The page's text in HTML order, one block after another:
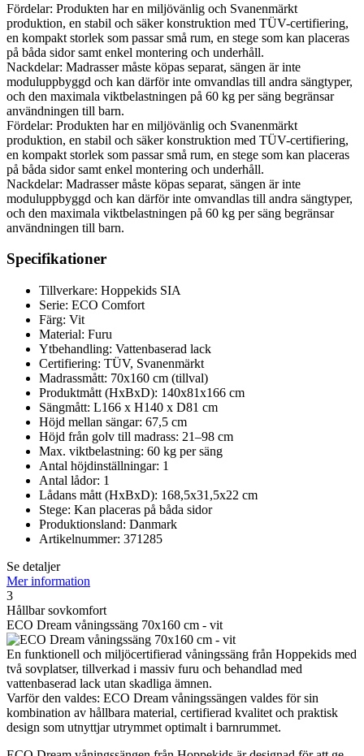
Fördelar: Produkten har en miljövänlig och Svanenmärkt
produktion, en stabil och säker konstruktion med TÜV-certifiering,
en kompakt storlek som passar små rum, en stege som kan placeras
på båda sidor samt enkel montering och underhåll.
Nackdelar: Madrasser måste köpas separat, sängen är inte
moduluppbyggd och kan därför inte omvandlas till andra sängtyper,
och den maximala viktbelastningen på 60 kg per säng begränsar
användningen till barn.
Fördelar: Produkten har en miljövänlig och Svanenmärkt
produktion, en stabil och säker konstruktion med TÜV-certifiering,
en kompakt storlek som passar små rum, en stege som kan placeras
på båda sidor samt enkel montering och underhåll.
Nackdelar: Madrasser måste köpas separat, sängen är inte
moduluppbyggd och kan därför inte omvandlas till andra sängtyper,
och den maximala viktbelastningen på 60 kg per säng begränsar
användningen till barn.
Specifikationer
Tillverkare: Hoppekids SIA
Serie: ECO Comfort
Färg: Vit
Material: Furu
Ytbehandling: Vattenbaserad lack
Certifiering: TÜV, Svanenmärkt
Madrassmått: 70x160 cm (tillval)
Produktmått (HxBxD): 140x81x166 cm
Sängmått: L166 x H140 x D81 cm
Höjd mellan sängar: 67,5 cm
Höjd från golv till madrass: 21–98 cm
Max. viktbelastning: 60 kg per säng
Antal höjdinställningar: 1
Antal lådor: 1
Lådans mått (HxBxD): 168,5x31,5x22 cm
Stege: Kan placeras på båda sidor
Produktionsland: Danmark
Artikelnummer: 371285
Se detaljer
Mer information
3
Hållbar sovkomfort
ECO Dream våningssäng 70x160 cm - vit
En funktionell och miljöcertifierad våningssäng från Hoppekids med
två sovplatser, tillverkad i massiv furu och behandlad med
vattenbaserad lack utan skadliga ämnen.
Varför den valdes: ECO Dream våningssängen valdes för sin
kombination av hållbara material, certifierad kvalitet och praktisk
design som utnyttjar utrymmet optimalt i barnrummet.